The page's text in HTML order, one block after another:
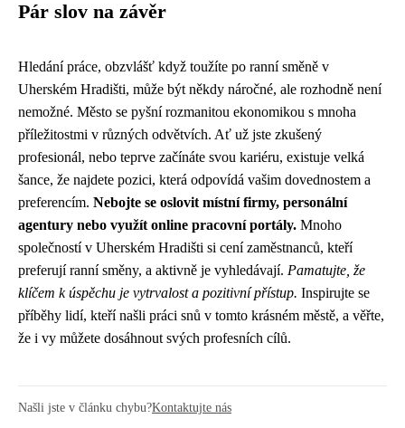
Pár slov na závěr
Hledání práce, obzvlášť když toužíte po ranní směně v
Uherském Hradišti, může být někdy náročné, ale rozhodně není
nemožné. Město se pyšní rozmanitou ekonomikou s mnoha
příležitostmi v různých odvětvích. Ať už jste zkušený
profesionál, nebo teprve začínáte svou kariéru, existuje velká
šance, že najdete pozici, která odpovídá vašim dovednostem a
preferencím. Nebojte se oslovit místní firmy, personální
agentury nebo využít online pracovní portály. Mnoho
společností v Uherském Hradišti si cení zaměstnanců, kteří
preferují ranní směny, a aktivně je vyhledávají. Pamatujte, že
klíčem k úspěchu je vytrvalost a pozitivní přístup. Inspirujte se
příběhy lidí, kteří našli práci snů v tomto krásném městě, a věřte,
že i vy můžete dosáhnout svých profesních cílů.
Našli jste v článku chybu?Kontaktujte nás